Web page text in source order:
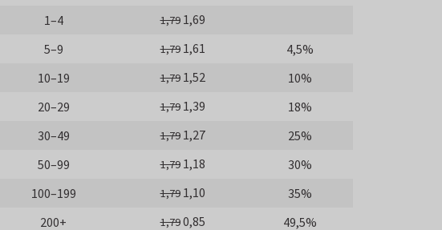
1–4
1,79 1,69
5–9
1,79 1,61
4,5%
10–19
1,79 1,52
10%
20–29
1,79 1,39
18%
30–49
1,79 1,27
25%
50–99
1,79 1,18
30%
100–199
1,79 1,10
35%
200+
1,790,85 49,5%